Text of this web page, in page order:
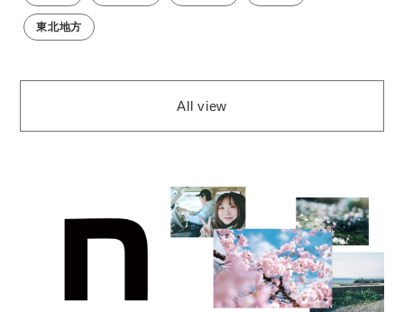
東北地方
All view